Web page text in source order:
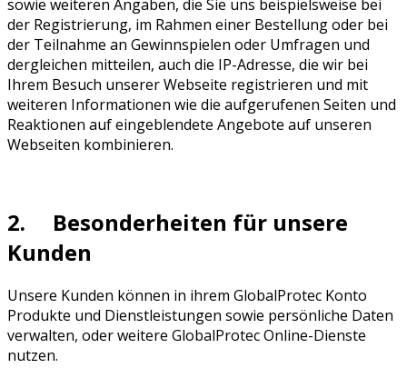
sowie weiteren Angaben, die Sie uns beispielsweise bei
der Registrierung, im Rahmen einer Bestellung oder bei
der Teilnahme an Gewinnspielen oder Umfragen und
dergleichen mitteilen, auch die IP-Adresse, die wir bei
Ihrem Besuch unserer Webseite registrieren und mit
weiteren Informationen wie die aufgerufenen Seiten und
Reaktionen auf eingeblendete Angebote auf unseren
Webseiten kombinieren.
2. Besonderheiten für unsere
Kunden
Unsere Kunden können in ihrem GlobalProtec Konto
Produkte und Dienstleistungen sowie persönliche Daten
verwalten, oder weitere GlobalProtec Online-Dienste
nutzen.